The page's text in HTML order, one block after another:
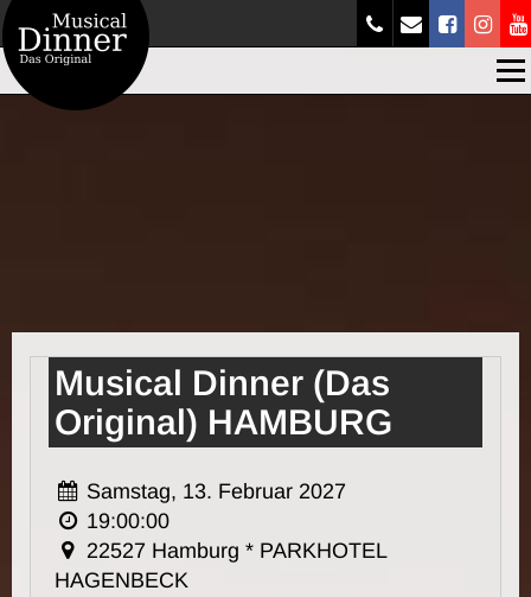
Musical Dinner (Das
Original) HAMBURG
Samstag, 13. Februar 2027
19:00:00
22527 Hamburg * PARKHOTEL
HAGENBECK